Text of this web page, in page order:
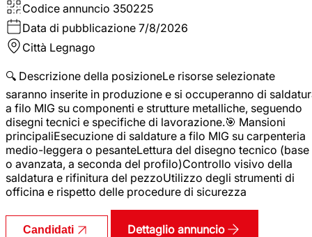
Codice annuncio 350225
Data di pubblicazione 7/8/2026
Città Legnago
🔍 Descrizione della posizioneLe risorse selezionate
saranno inserite in produzione e si occuperanno di
a filo MIG su componenti e strutture metalliche, seguendo
disegni tecnici e specifiche di lavorazione.🎯 Mansioni
principaliEsecuzione di saldature a filo MIG su carpenteria
medio-leggera o pesanteLettura del disegno tecnico (base
o avanzata, a seconda del profilo)Controllo visivo della
saldatura e rifinitura del pezzoUtilizzo degli strumenti di
officina e rispetto delle procedure di sicurezza
Candidati Dettaglio annuncio